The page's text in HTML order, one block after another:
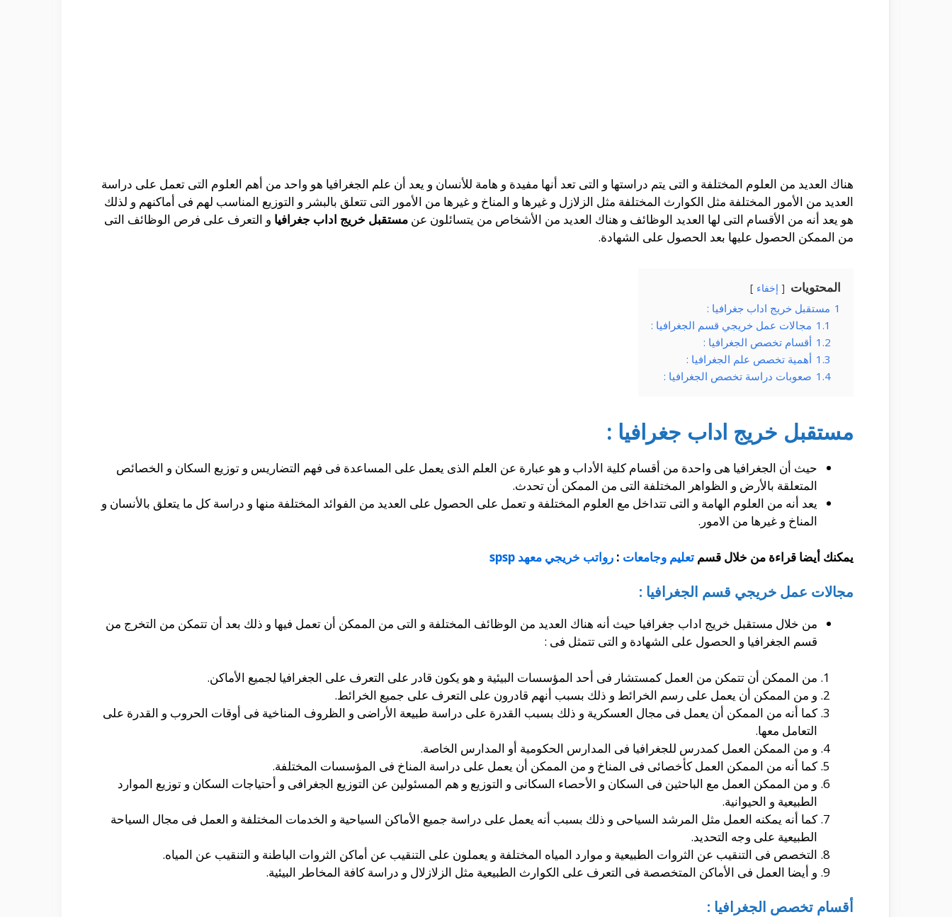
هناك العديد من العلوم المختلفة و التى يتم دراستها و التى تعد أنها مفيدة و هامة للأنسان و يعد أن علم الجغرافيا هو واحد من أهم العلوم التى تعمل على دراسة
العديد من الأمور المختلفة مثل الكوارث المختلفة مثل الزلازل و غيرها و المناخ و غيرها من الأمور التى تتعلق بالبشر و التوزيع المناسب لهم فى أماكنهم و لذلك
هو يعد أنه من الأقسام التى لها العديد الوظائف و هناك العديد من الأشخاص من يتسائلون عن مستقبل خريج اداب جغرافيا و التعرف على فرص الوظائف التى
من الممكن الحصول عليها بعد الحصول على الشهادة.
المحتويات إخفاء
1 مستقبل خريج اداب جغرافيا :
1.1 مجالات عمل خريجي قسم الجغرافيا :
1.2 أقسام تخصص الجغرافيا :
1.3 أهمية تخصص علم الجغرافيا :
1.4 صعوبات دراسة تخصص الجغرافيا :
مستقبل خريج اداب جغرافيا :
حيث أن الجغرافيا هى واحدة من أقسام كلية الأداب و هو عبارة عن العلم الذى يعمل على المساعدة فى فهم التضاريس و توزيع السكان و الخصائص
المتعلقة بالأرض و الظواهر المختلفة التى من الممكن أن تحدث.
يعد أنه من العلوم الهامة و التى تتداخل مع العلوم المختلفة و تعمل على الحصول على العديد من الفوائد المختلفة منها و دراسة كل ما يتعلق بالأنسان و
المناخ و غيرها من الامور.
يمكنك أيضا قراءة من خلال قسم تعليم وجامعات : رواتب خريجي معهد spsp
مجالات عمل خريجي قسم الجغرافيا :
من خلال مستقبل خريج اداب جغرافيا حيث أنه هناك العديد من الوظائف المختلفة و التى من الممكن أن تعمل فيها و ذلك بعد أن تتمكن من التخرج من
قسم الجغرافيا و الحصول على الشهادة و التى تتمثل فى :
من الممكن أن تتمكن من العمل كمستشار فى أحد المؤسسات البيئية و هو يكون قادر على التعرف على الجغرافيا لجميع الأماكن.
و من الممكن أن يعمل على رسم الخرائط و ذلك بسبب أنهم قادرون على التعرف على جميع الخرائط.
كما أنه من الممكن أن يعمل فى مجال العسكرية و ذلك بسبب القدرة على دراسة طبيعة الأراضى و الظروف المناخية فى أوقات الحروب و القدرة على
التعامل معها.
و من الممكن العمل كمدرس للجغرافيا فى المدارس الحكومية أو المدارس الخاصة.
كما أنه من الممكن العمل كأخصائى فى المناخ و من الممكن أن يعمل على دراسة المناخ فى المؤسسات المختلفة.
و من الممكن العمل مع الباحثين فى السكان و الأحصاء السكانى و التوزيع و هم المسئولين عن التوزيع الجغرافى و أحتياجات السكان و توزيع الموارد
الطبيعية و الحيوانية.
كما أنه يمكنه العمل مثل المرشد السياحى و ذلك بسبب أنه يعمل على دراسة جميع الأماكن السياحية و الخدمات المختلفة و العمل فى مجال السياحة
الطبيعية على وجه التحديد.
التخصص فى التنقيب عن الثروات الطبيعية و موارد المياه المختلفة و يعملون على التنقيب عن أماكن الثروات الباطنة و التنقيب عن المياه.
و أيضا العمل فى الأماكن المتخصصة فى التعرف على الكوارث الطبيعية مثل الزلازلال و دراسة كافة المخاطر البيئية.
أقسام تخصص الجغرافيا :